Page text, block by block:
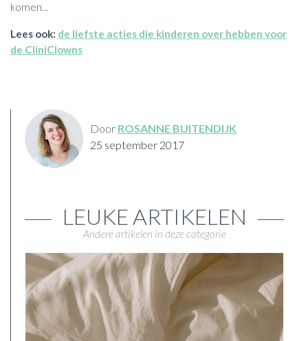
komen...
Lees ook: de liefste acties die kinderen over hebben voor
de CliniClowns
Door ROSANNE BUITENDIJK
25 september 2017
LEUKE ARTIKELEN
Andere artikelen in deze categorie